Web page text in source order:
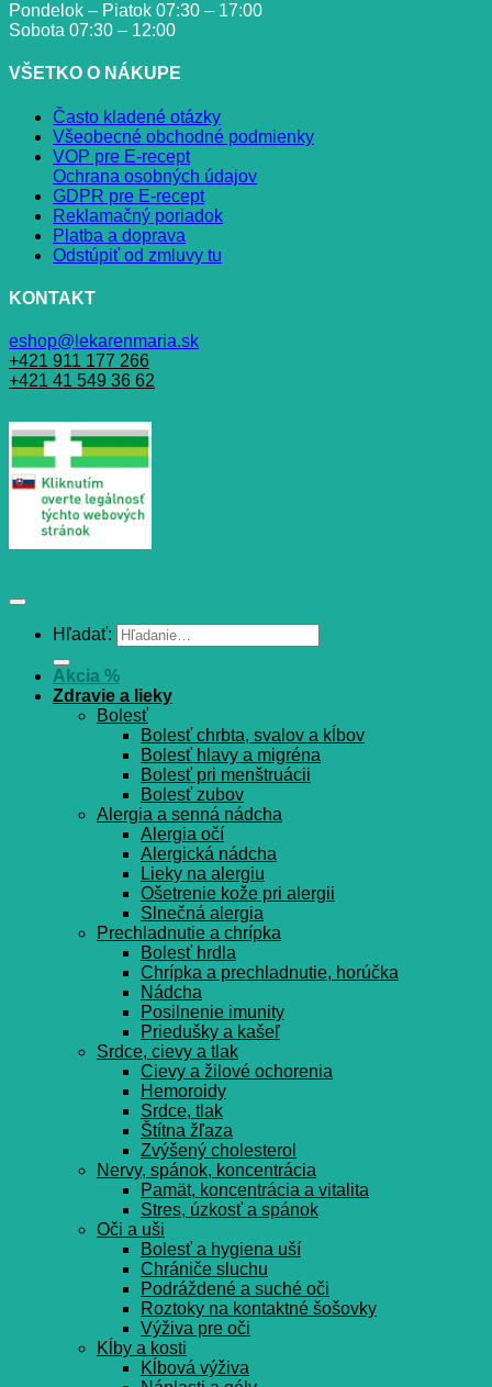
Pondelok – Piatok 07:30 – 17:00
Sobota 07:30 – 12:00
VŠETKO O NÁKUPE
Často kladené otázky
Všeobecné obchodné podmienky
VOP pre E-recept
Ochrana osobných údajov
GDPR pre E-recept
Reklamačný poriadok
Platba a doprava
Odstúpiť od zmluvy tu
KONTAKT
eshop@lekarenmaria.sk
+421 911 177 266
+421 41 549 36 62
Hľadať:
Akcia %
Zdravie a lieky
Bolesť
Bolesť chrbta, svalov a kĺbov
Bolesť hlavy a migréna
Bolesť pri menštruácii
Bolesť zubov
Alergia a senná nádcha
Alergia očí
Alergická nádcha
Lieky na alergiu
Ošetrenie kože pri alergii
Slnečná alergia
Prechladnutie a chrípka
Bolesť hrdla
Chrípka a prechladnutie, horúčka
Nádcha
Posilnenie imunity
Priedušky a kašeľ
Srdce, cievy a tlak
Cievy a žilové ochorenia
Hemoroidy
Srdce, tlak
Štítna žľaza
Zvýšený cholesterol
Nervy, spánok, koncentrácia
Pamät, koncentrácia a vitalita
Stres, úzkosť a spánok
Oči a uši
Bolesť a hygiena uší
Chrániče sluchu
Podráždené a suché oči
Roztoky na kontaktné šošovky
Výživa pre oči
Kĺby a kosti
Kĺbová výživa